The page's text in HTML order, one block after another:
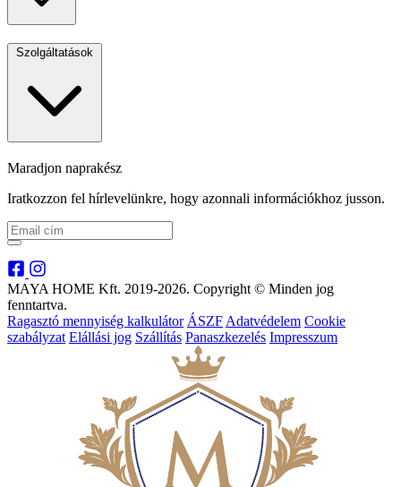
Szolgáltatások
Maradjon naprakész
Iratkozzon fel hírlevelünkre, hogy azonnali információkhoz jusson.
MAYA HOME Kft. 2019-2026. Copyright © Minden jog
fenntartva.
Ragasztó mennyiség kalkulátor ÁSZF Adatvédelem Cookie
szabályzat Elállási jog Szállítás Panaszkezelés Impresszum